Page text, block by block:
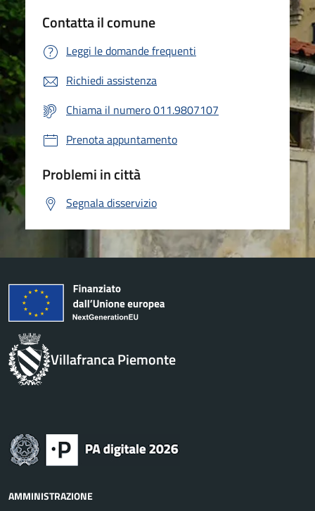
Contatta il comune
Leggi le domande frequenti
Richiedi assistenza
Chiama il numero 011.9807107
Prenota appuntamento
Problemi in città
Segnala disservizio
Villafranca Piemonte
AMMINISTRAZIONE